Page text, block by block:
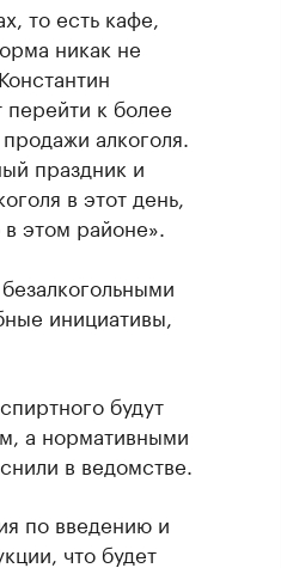
то есть кафе,
никак не
к более
алкоголя.
праздник и
в этот день,
этом районе».
инициативы,
будут
а нормативными
в ведомстве.
по введению и
что будет